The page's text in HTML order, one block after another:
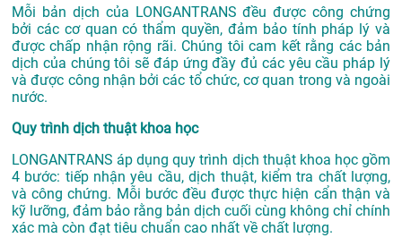
Mỗi bản dịch của LONGANTRANS đều được công chứng
bởi các cơ quan có thẩm quyền, đảm bảo tính pháp lý và
được chấp nhận rộng rãi. Chúng tôi cam kết rằng các bản
dịch của chúng tôi sẽ đáp ứng đầy đủ các yêu cầu pháp lý
và được công nhận bởi các tổ chức, cơ quan trong và ngoài
nước.
Quy trình dịch thuật khoa học
LONGANTRANS áp dụng quy trình dịch thuật khoa học gồm
4 bước: tiếp nhận yêu cầu, dịch thuật, kiểm tra chất lượng,
và công chứng. Mỗi bước đều được thực hiện cẩn thận và
kỹ lưỡng, đảm bảo rằng bản dịch cuối cùng không chỉ chính
xác mà còn đạt tiêu chuẩn cao nhất về chất lượng.